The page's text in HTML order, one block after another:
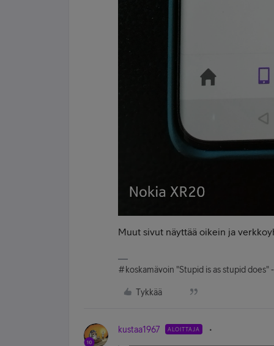
Muut sivut näyttää oikein ja
#koskamävoin "Stupid is as stupid does"
Tykkää
kustaa1967 ALOITTAJA